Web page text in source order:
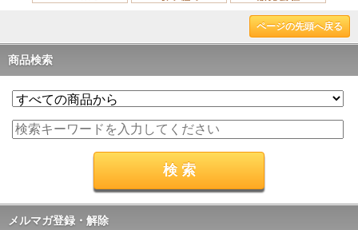
ページの先頭へ戻る
商品検索
メルマガ登録・解除